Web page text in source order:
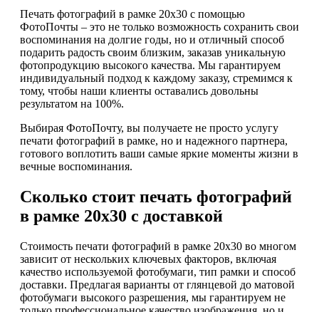
Печать фотографий в рамке 20х30 с помощью
ФотоПочты – это не только возможность сохранить свои
воспоминания на долгие годы, но и отличный способ
подарить радость своим близким, заказав уникальную
фотопродукцию высокого качества. Мы гарантируем
индивидуальный подход к каждому заказу, стремимся к
тому, чтобы наши клиенты оставались довольны
результатом на 100%.
Выбирая ФотоПочту, вы получаете не просто услугу
печати фотографий в рамке, но и надежного партнера,
готового воплотить ваши самые яркие моменты жизни в
вечные воспоминания.
Сколько стоит печать фотографий
в рамке 20х30 с доставкой
Стоимость печати фотографий в рамке 20х30 во многом
зависит от нескольких ключевых факторов, включая
качество используемой фотобумаги, тип рамки и способ
доставки. Предлагая варианты от глянцевой до матовой
фотобумаги высокого разрешения, мы гарантируем не